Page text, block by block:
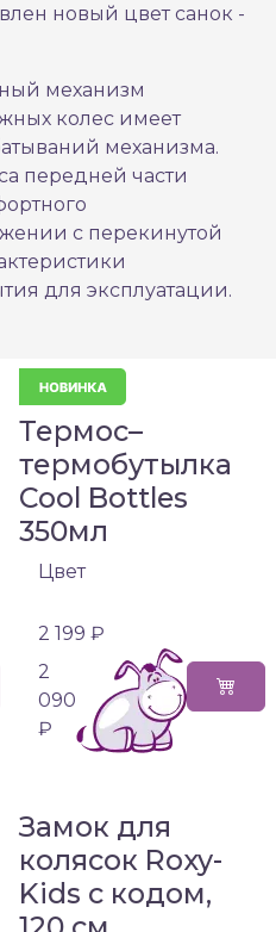
новый цвет санок -
механизм
колес имеет
механизма.
передней части
с перекинутой
для эксплуатации.
Термос–
термобутылка
Cool Bottles
350мл
Цвет
2 199 ₽
2
090
₽
Замок для
колясок Roxy-
Kids с кодом,